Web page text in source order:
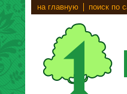
на главную поиск по